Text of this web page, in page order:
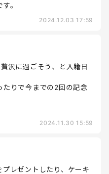
。
2024.12.03 17:59
沢に過ごそう、と入籍日
りで今までの2回の記念
2024.11.30 15:59
レゼントしたり、ケーキ